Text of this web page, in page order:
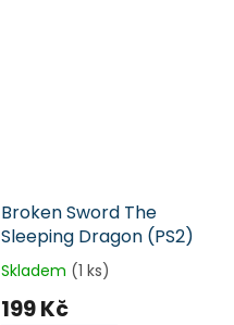
Broken Sword The
Sleeping Dragon (PS2)
Skladem (1 ks)
199 Kč